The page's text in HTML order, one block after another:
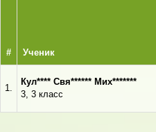
# Ученик
1.
Кул**** Свя****** Мих*******
3, 3 класс